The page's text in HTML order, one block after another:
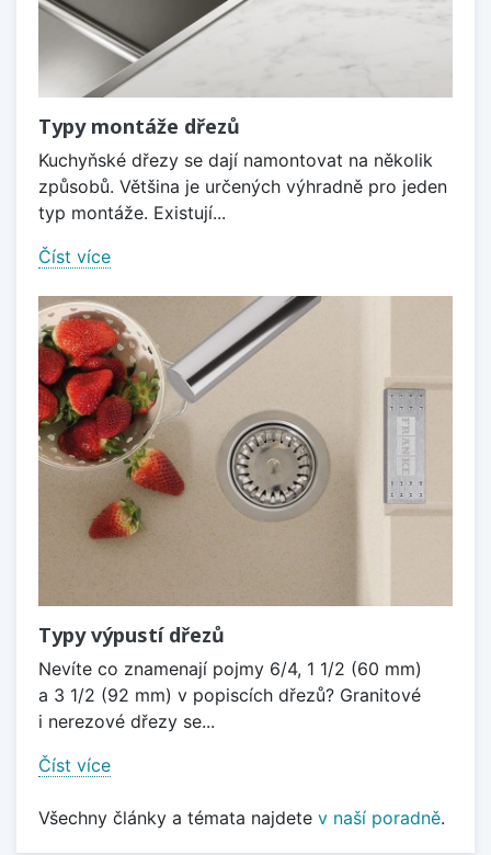
Typy montáže dřezů
Kuchyňské dřezy se dají namontovat na několik
způsobů. Většina je určených výhradně pro jeden
typ montáže. Existují...
Číst více
Typy výpustí dřezů
Nevíte co znamenají pojmy 6/4, 1 1/2 (60 mm)
a 3 1/2 (92 mm) v popiscích dřezů? Granitové
i nerezové dřezy se...
Číst více
Všechny články a témata najdete v naší poradně.